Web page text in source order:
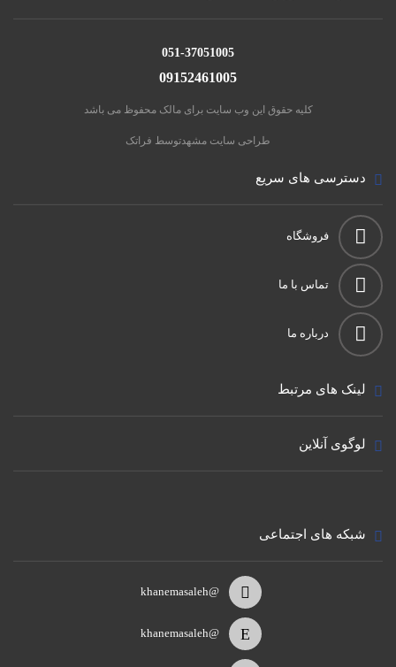
051-37051005
09152461005
کلیه حقوق این وب سایت برای مالک محفوظ می باشد
طراحی سایت مشهدتوسط فراتک
دسترسی های سریع
فروشگاه
تماس با ما
درباره ما
لینک های مرتبط
لوگوی آنلاین
شبکه های اجتماعی
@khanemasaleh
@khanemasaleh